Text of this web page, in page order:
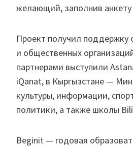
желающий, заполнив анкету
Проект получил поддержку
и общественных
партнерами выступили
iQanat, в Кыргызстане —
культуры, информации,
политики, а также школы
Beginit — годовая